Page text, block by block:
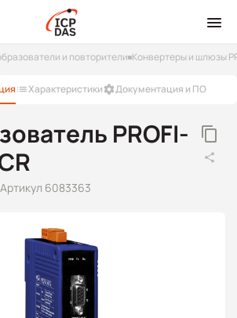
и повторители Конвертеры и шлюзы
Характеристики Документация и ПО
PROFI-
Артикул 6083363